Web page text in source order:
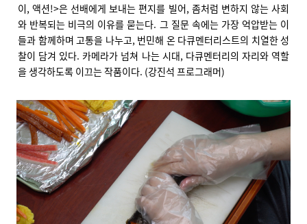
이, 액션!>은 선배에게 보내는 편지를 빌어, 좀처럼 변하지 않는 사회
와 반복되는 비극의 이유를 묻는다. 그 질문 속에는 가장 억압받는 이
들과 함께하며 고통을 나누고, 번민해 온 다큐멘터리스트의 치열한 성
찰이 담겨 있다. 카메라가 넘쳐 나는 시대, 다큐멘터리의 자리와 역할
을 생각하도록 이끄는 작품이다. (강진석 프로그래머)